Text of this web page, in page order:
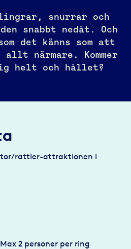
snurrar och
snabbt nedåt. Och
det känns som att
allt närmare. Kommer
helt och hållet?
rattler-attraktionen i
Max 2 personer per ring